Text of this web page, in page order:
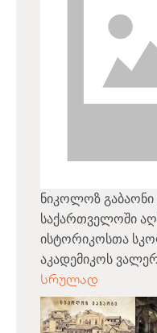
ნიკოლოზ გაბაონი
საქართველოში
ისტორიკოსთა
აკადემიკოს
სრულად